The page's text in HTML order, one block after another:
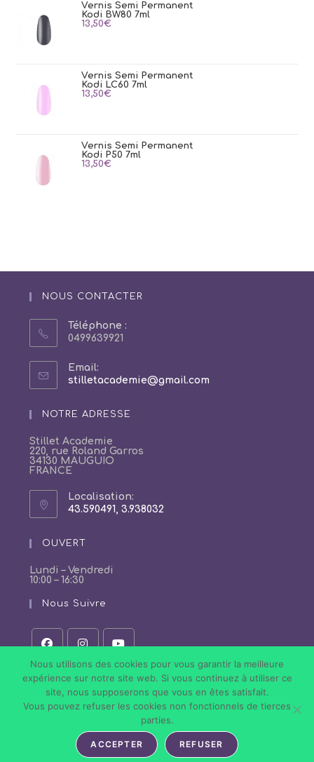
Vernis Semi Permanent
Kodi BW80 7ml
13,50€
Vernis Semi Permanent
Kodi LC60 7ml
13,50€
Vernis Semi Permanent
Kodi P50 7ml
13,50€
NOUS CONTACTER
Téléphone :
0499639921
Email:
stilletacademie@gmail.comS’ouvre
NOTRE ADRESSE
Stillet Academie
220, rue Roland Garros
34130 MAUGUIO
FRANCE
Localisation:
43.590491, 3.938032
un
nouvel
OUVERT
Lundi – Vendredi
10:00 – 16:30
Nous Suivre
S’ouvre
dans
un
nouvel
onglet
S’ouvre
un
nouvel
onglet
S’ouvre
dans
un
nouvel
onglet
Conditions Générales de Vente
Mentions légales
Tous droits réservés © 2026 Nail Art Store
Nous utilisons des cookies pour vous garantir la meilleure
expérience sur notre site web. Si vous continuez à utiliser ce
site, nous supposerons que vous en êtes satisfait.
Vous pouvez refuser les cookies non fonctionnels de tierces
parties.
ACCEPTER REFUSER